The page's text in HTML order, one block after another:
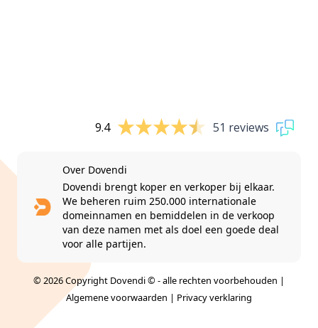
9.4 51 reviews
Over Dovendi
Dovendi brengt koper en verkoper bij elkaar.
We beheren ruim 250.000 internationale
domeinnamen en bemiddelen in de verkoop
van deze namen met als doel een goede deal
voor alle partijen.
© 2026 Copyright Dovendi © - alle rechten voorbehouden |
Algemene voorwaarden | Privacy verklaring